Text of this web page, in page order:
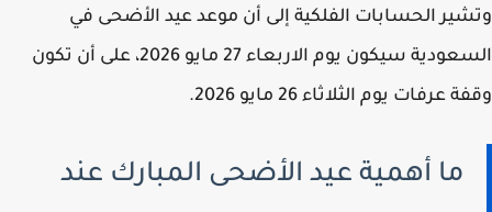
الحسابات الفلكية إلى أن موعد عيد الأضحى في
السعودية سيكون يوم الاربعاء 27 مايو 2026، على أن تكون
عرفات يوم الثلاثاء 26 مايو 2026.
ما أهمية عيد الأضحى المبارك عند